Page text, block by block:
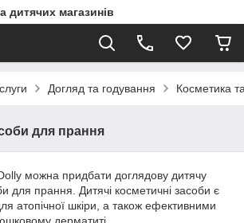
магазинів
Догляд та годування Косметика
для прання
можна придбати доглядову дитячу
для прання. Дитячі косметичні засоби є
атопічної шкіри, а також ефективними